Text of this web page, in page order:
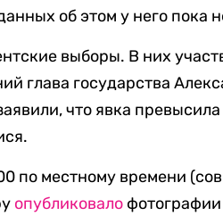
об этом у него пока
выборы. В них
глава государства
что явка превысила
по местному времени
опубликовало